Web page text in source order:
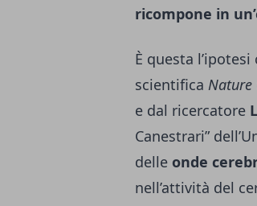
ricompone in
È questa
scientifica Nature
e dal ricercatore
Canestrari”
delle onde
nell’attività del